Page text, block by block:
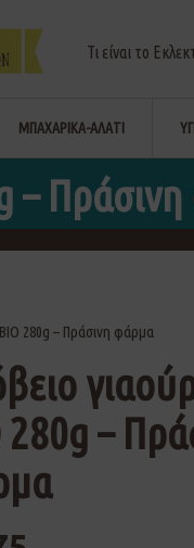
Τι είναι το
ΜΠΑΧΑΡΙΚΑ-ΑΛΑΤΙ
–
280g – Πράσινη φάρμα
280g –